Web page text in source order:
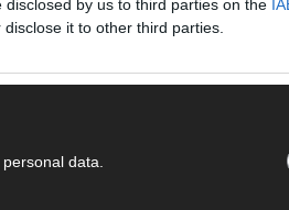
by us to third parties on the
it to other third parties.
data.